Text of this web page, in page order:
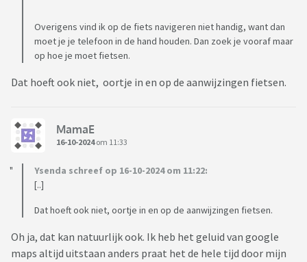
Overigens vind ik op de fiets navigeren niet handig, want dan
moet je je telefoon in de hand houden. Dan zoek je vooraf maar
op hoe je moet fietsen.
Dat hoeft ook niet, oortje in en op de aanwijzingen fietsen.
MamaE
16-10-2024om 11:33
Ysenda schreef op 16-10-2024 om 11:22:
[..]
Dat hoeft ook niet, oortje in en op de aanwijzingen fietsen.
Oh ja, dat kan natuurlijk ook. Ik heb het geluid van google
maps altijd uitstaan anders praat het de hele tijd door mijn